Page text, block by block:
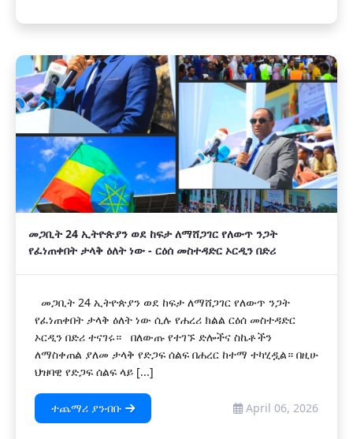
መጋቢት 24 ኢትዮጵያን ወደ ከፍታ ለማሸጋገር የለውጥ ንጋት
የፈነጠቀበት ታላቅ ዕለት ነው - ርዕሰ መስተዳድር ኦርዲን በድሪ
መጋቢት 24 ኢትዮጵያን ወደ ከፍታ ለማሸጋገር የለውጥ ንጋት
የፈነጠቀበት ታላቅ ዕለት ነው ሲሉ የሐረሪ ክልል ርዕሰ መስተዳድር
ኦርዲን በድሪ ተናገሩ። በለውጡ የተገኙ ድሎችና ስኬቶችን
ለማስቀጠል ያለመ ታላቅ የድጋፍ ሰልፍ በሐረር ከተማ ተካሂዷል። በዚሁ
ህዝባዊ የድጋፍ ሰልፍ ላይ [...]
ተጨማሪ ያንብቡ April 06, 2026